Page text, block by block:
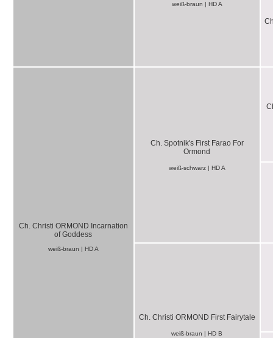
weiß-braun | HD A
Ch. Christi ORMOND Incarnation
of Goddess
weiß-braun | HD A
Ch. Spotnik's First Farao For
Ormond
weiß-schwarz | HD A
Ch. Christi ORMOND First Fairytale
weiß-braun | HD B